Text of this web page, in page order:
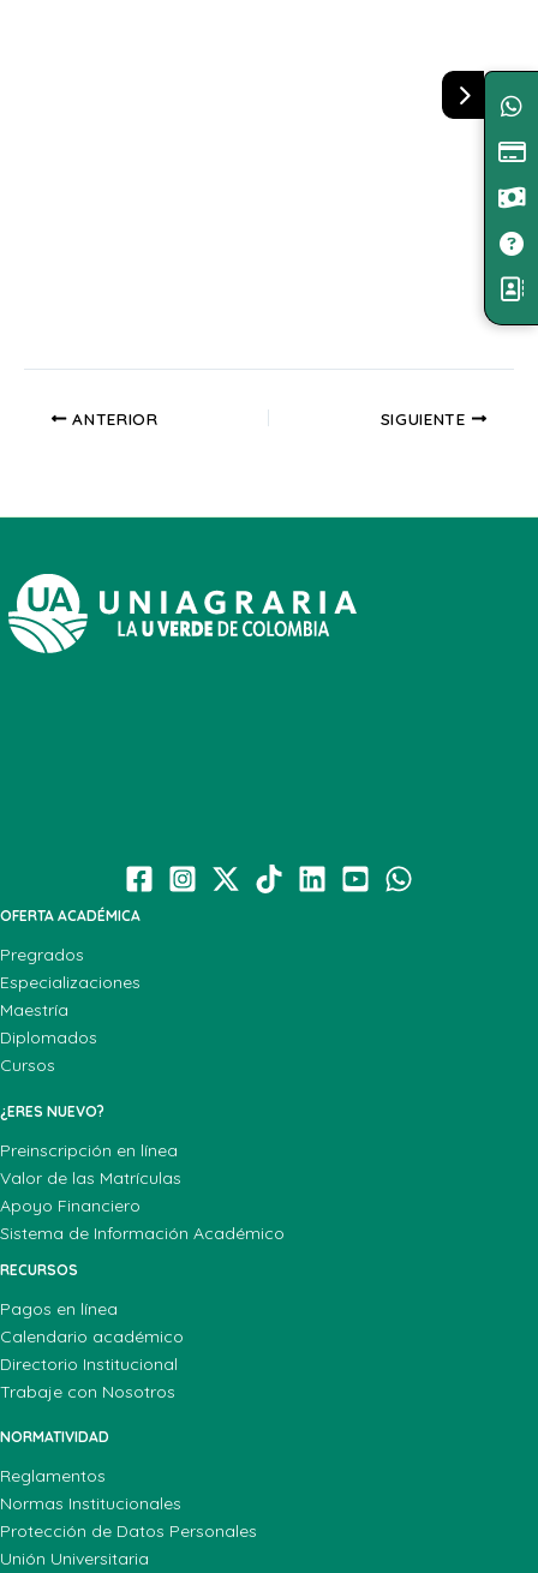
ANTERIOR SIGUIENTE
OFERTA ACADÉMICA
Pregrados
Especializaciones
Maestría
Diplomados
Cursos
¿ERES NUEVO?
Preinscripción en línea
Valor de las Matrículas
Apoyo Financiero
Sistema de Información Académico
RECURSOS
Pagos en línea
Calendario académico
Directorio Institucional
Trabaje con Nosotros
NORMATIVIDAD
Reglamentos
Normas Institucionales
Protección de Datos Personales
Unión Universitaria